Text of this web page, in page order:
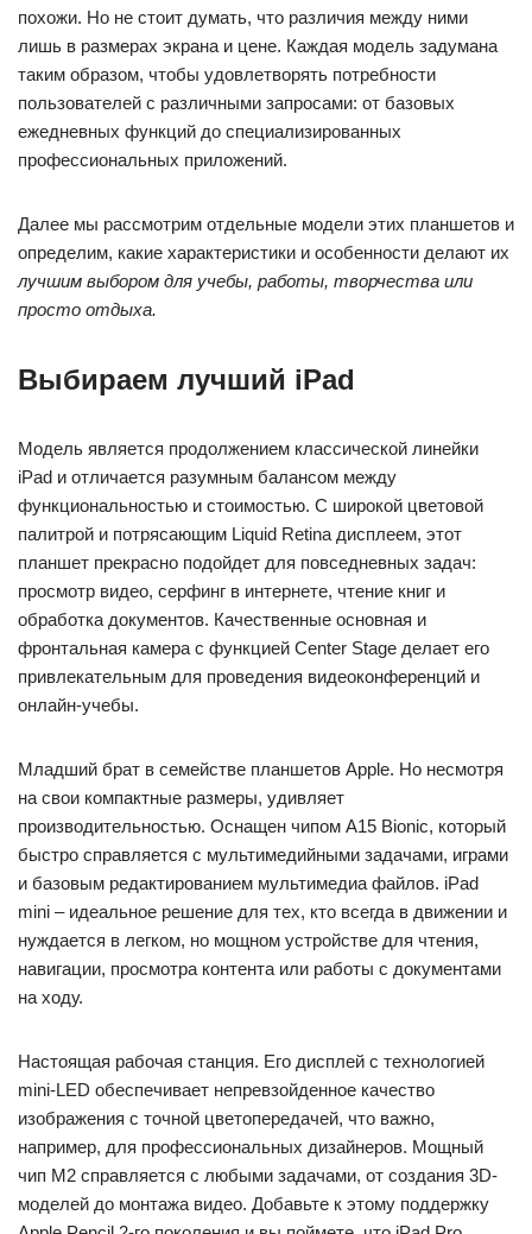
похожи. Но не стоит думать, что различия между ними
лишь в размерах экрана и цене. Каждая модель задумана
таким образом, чтобы удовлетворять потребности
пользователей с различными запросами: от базовых
ежедневных функций до специализированных
профессиональных приложений.
Далее мы рассмотрим отдельные модели этих планшетов и
определим, какие характеристики и особенности делают их
лучшим выбором для учебы, работы, творчества или
просто отдыха.
Выбираем лучший iPad
Модель является продолжением классической линейки
iPad и отличается разумным балансом между
функциональностью и стоимостью. С широкой цветовой
палитрой и потрясающим Liquid Retina дисплеем, этот
планшет прекрасно подойдет для повседневных задач:
просмотр видео, серфинг в интернете, чтение книг и
обработка документов. Качественные основная и
фронтальная камера с функцией Center Stage делает его
привлекательным для проведения видеоконференций и
онлайн-учебы.
Младший брат в семействе планшетов Apple. Но несмотря
на свои компактные размеры, удивляет
производительностью. Оснащен чипом A15 Bionic, который
быстро справляется с мультимедийными задачами, играми
и базовым редактированием мультимедиа файлов. iPad
mini – идеальное решение для тех, кто всегда в движении и
нуждается в легком, но мощном устройстве для чтения,
навигации, просмотра контента или работы с документами
на ходу.
Настоящая рабочая станция. Его дисплей с технологией
mini-LED обеспечивает непревзойденное качество
изображения с точной цветопередачей, что важно,
например, для профессиональных дизайнеров. Мощный
чип M2 справляется с любыми задачами, от создания 3D-
моделей до монтажа видео. Добавьте к этому поддержку